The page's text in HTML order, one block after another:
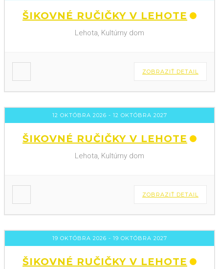
ŠIKOVNÉ RUČIČKY V LEHOTE
Lehota, Kultúrny dom
ZOBRAZIŤ DETAIL
12 OKTÓBRA 2026 - 12 OKTÓBRA 2027
ŠIKOVNÉ RUČIČKY V LEHOTE
Lehota, Kultúrny dom
ZOBRAZIŤ DETAIL
19 OKTÓBRA 2026 - 19 OKTÓBRA 2027
ŠIKOVNÉ RUČIČKY V LEHOTE